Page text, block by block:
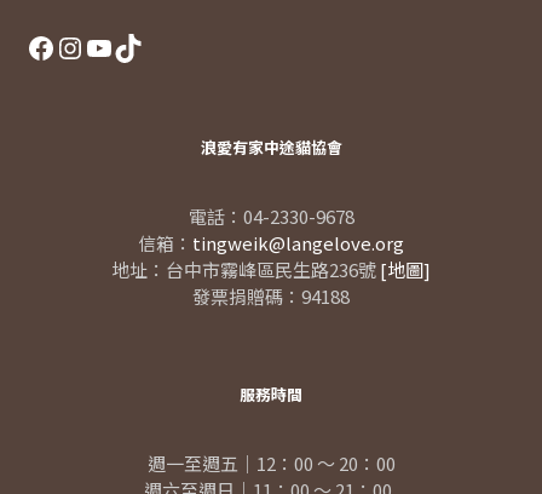
Facebook
Instagram
YouTube
TikTok
浪愛有家中途貓協會
電話：04-2330-9678
信箱： tingweik@langelove.org
地址：台中市霧峰區民生路236號[地圖]
發票捐贈碼：94188
服務時間
週一至週五｜12：00 ～ 20：00